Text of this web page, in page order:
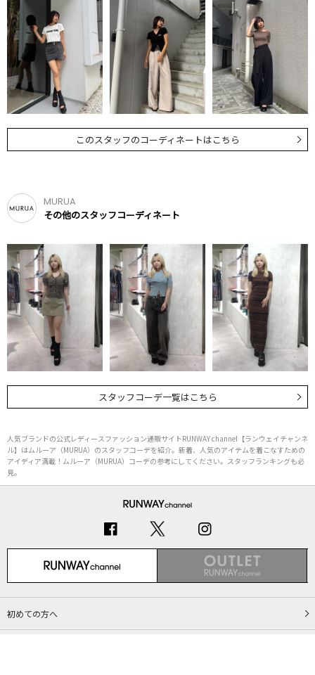
このスタッフのコーディネートはこちら
MURUA
その他のスタッフコーディネート
スタッフコーデ一覧はこちら
人気ブランドの公式レディースファッション通販サイトRUNWAY channel【ランウェイチャンネ
ル】はムルーア（MURUA）のスタッフコーデを紹介。新着、人気のアイテムを着こなすための
アイディア満載！ムルーア（MURUA）コーデの参考にしてください。スタッフランキングも必
見。
初めての方へ